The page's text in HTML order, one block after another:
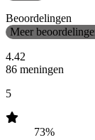
Beoordelingen
Meer
4.42
86 meningen
5
73%